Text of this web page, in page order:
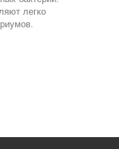
легко